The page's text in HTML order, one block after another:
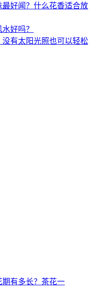
好闻？什么花香适合放
好吗？
有太阳光照也可以轻松
有多长？茶花一